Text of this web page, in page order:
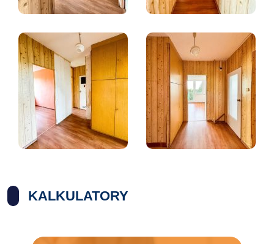
KALKULATORY